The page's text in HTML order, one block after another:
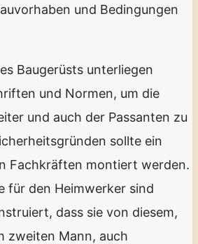
und Bedingungen
Baugerüsts unterliegen
und Normen, um die
und auch der Passanten zu
sollte ein
Fachkräften montiert werden.
für den Heimwerker sind
dass sie von diesem,
zweiten Mann, auch